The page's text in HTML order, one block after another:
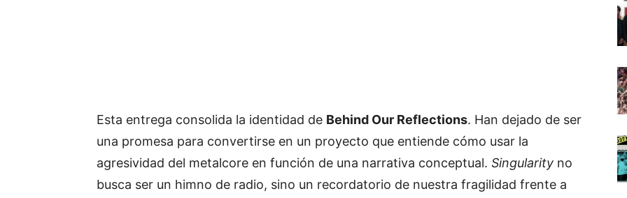
Esta entrega consolida la identidad de Behind Our Reflections. Han dejado de ser
una promesa para convertirse en un proyecto que entiende cómo usar la
agresividad del metalcore en función de una narrativa conceptual. Singularity no
busca ser un himno de radio, sino un recordatorio de nuestra fragilidad frente a